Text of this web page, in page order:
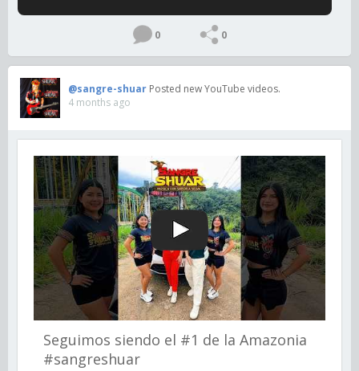
0 0
@sangre-shuar Posted new YouTube videos.
4 months ago
Seguimos siendo el #1 de la Amazonia
#sangreshuar